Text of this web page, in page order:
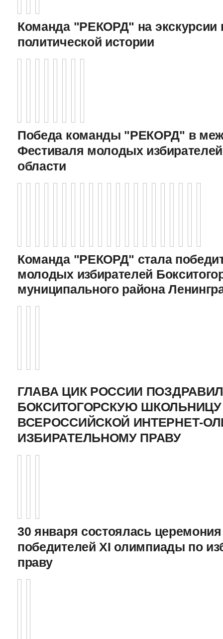
Команда "РЕКОРД" на экскурсии
политической истории
Победа команды "РЕКОРД" в
Фестиваля молодых
области
Команда "РЕКОРД" стала
молодых избирателей
муниципального района
ГЛАВА ЦИК РОССИИ
БОКСИТОГОРСКУЮ
ВСЕРОССИЙСКОЙ ИНТЕРНЕТ-
ИЗБИРАТЕЛЬНОМУ ПРАВУ
30 января состоялась
победителей XI олимпиады по
праву